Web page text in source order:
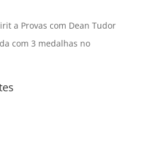
a Provas com Dean Tudor
com 3 medalhas no